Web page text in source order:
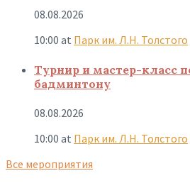
08.08.2026
10:00 at Парк им. Л.Н. Толстого
Турнир и мастер-класс
бадминтону
08.08.2026
10:00 at Парк им. Л.Н. Толстого
Все мероприятия